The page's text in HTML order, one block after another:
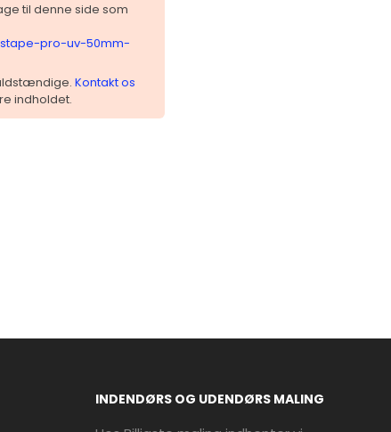
til denne side som
pro-uv-50mm-
Kontakt os
indholdet.
INDENDØRS OG UDENDØRS MALING